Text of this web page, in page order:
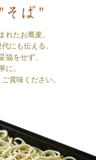
れたお蕎麦。
にも伝える。
協をせず、
に。
賞味ください。